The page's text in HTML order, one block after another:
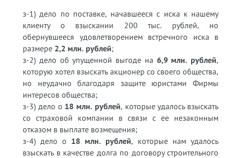
з-1) дело по поставке, начавшееся с иска к нашему
клиенту о взыскании 200 тыс. рублей, но
обернувшееся удовлетворением встречного иска в
размере 2,2 млн. рублей;
з-2) дело об упущенной выгоде на 6,9 млн. рублей,
которую хотел взыскать акционер со своего общества,
но неудачно благодаря защите юристами Фирмы
интересов общества;
з-3) дело о 18 млн. рублей, которые удалось взыскать
со страховой компании в связи с ее незаконным
отказом в выплате возмещения;
з-4) дело о 18 млн. рублей, которые нам удалось
взыскать в качестве долга по договору строительного